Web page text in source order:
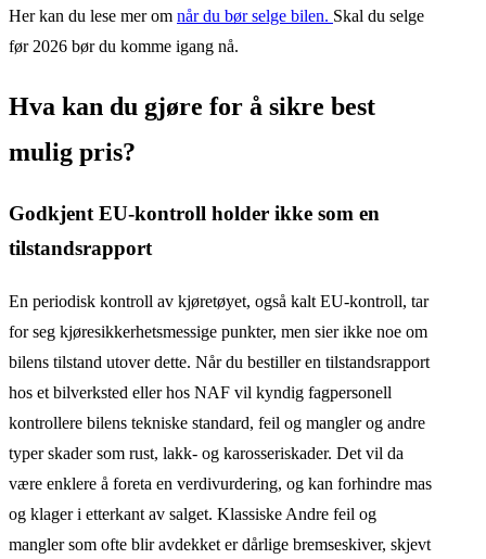
Her kan du lese mer om når du bør selge bilen. Skal du selge
før 2026 bør du komme igang nå.
Hva kan du gjøre for å sikre best
mulig pris?
Godkjent EU-kontroll holder ikke som en
tilstandsrapport
En periodisk kontroll av kjøretøyet, også kalt EU-kontroll, tar
for seg kjøresikkerhetsmessige punkter, men sier ikke noe om
bilens tilstand utover dette. Når du bestiller en tilstandsrapport
hos et bilverksted eller hos NAF vil kyndig fagpersonell
kontrollere bilens tekniske standard, feil og mangler og andre
typer skader som rust, lakk- og karosseriskader. Det vil da
være enklere å foreta en verdivurdering, og kan forhindre mas
og klager i etterkant av salget. Klassiske Andre feil og
mangler som ofte blir avdekket er dårlige bremseskiver, skjevt